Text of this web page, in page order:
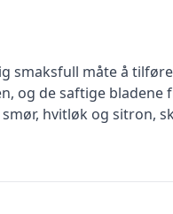
smaksfull måte å
og de saftige
hvitløk og sitron,